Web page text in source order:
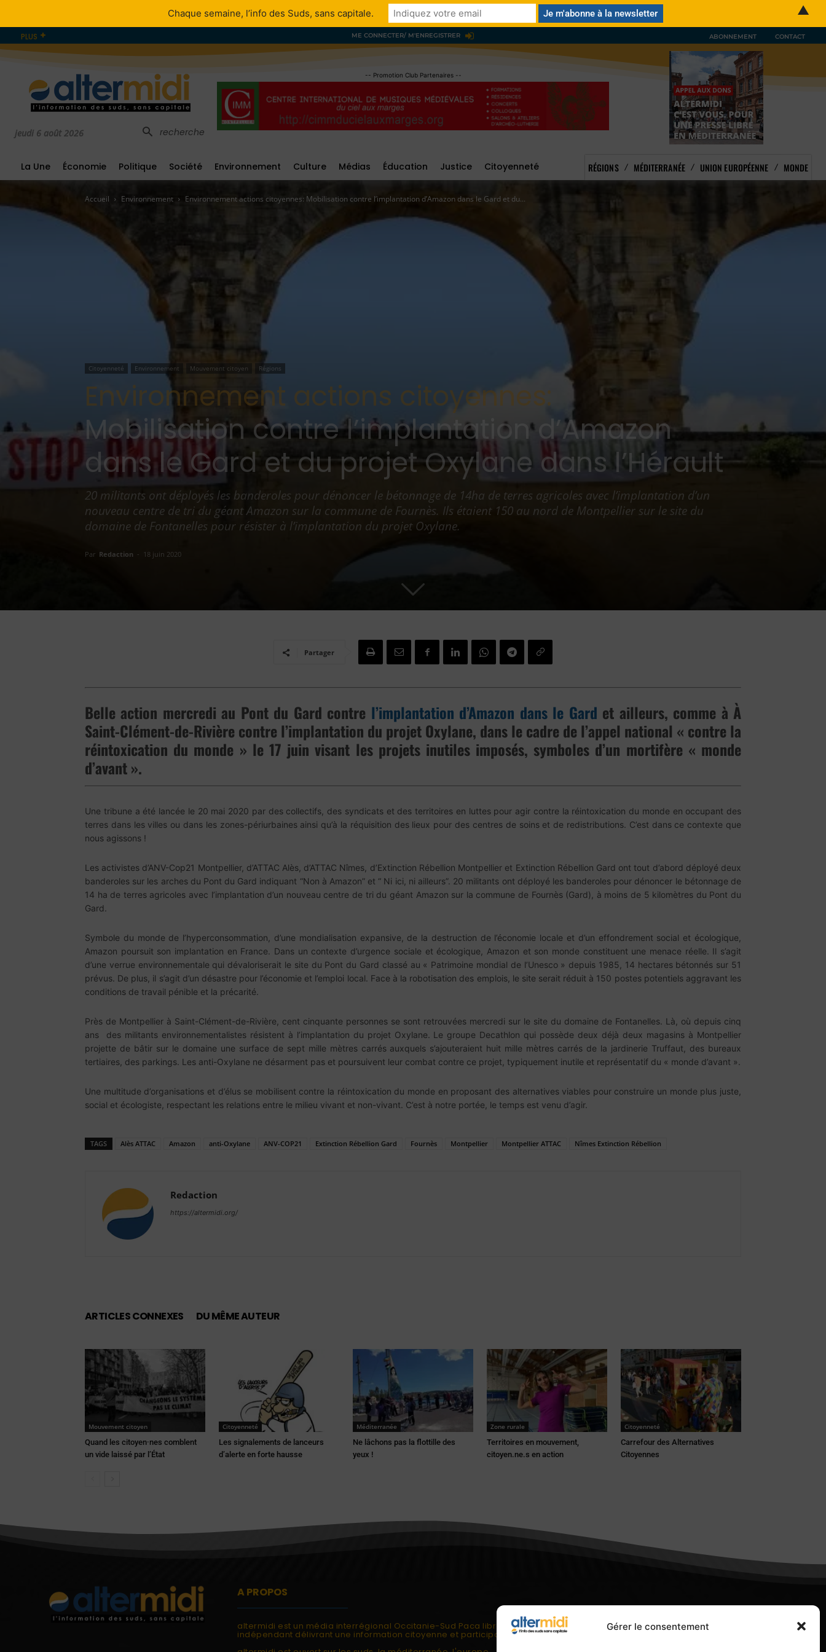
Gérer le consentement
PLUS ME CONNECTER/ M'ENREGISTRER ABONNEMENT CONTACT
jeudi 6 août 2026 recherche
-- Promotion Club Partenaires --
La Une Économie Politique Société Environnement Culture Médias Éducation Justice Citoyenneté RÉGIONS MÉDITERRANÉE UNION EUROPÉENNE MONDE
Accueil Environnement Environnement actions citoyennes: Mobilisation contre l’implantation d’Amazon dans le Gard et du...
Citoyenneté Environnement Mouvement citoyen Régions
Environnement actions citoyennes:
Mobilisation contre l’implantation d’Amazon
dans le Gard et du projet Oxylane dans l’Hérault
20 militants ont déployés les banderoles pour dénoncer le bétonnage de 14ha de terres agricoles avec l’implantation d’un
nouveau centre de tri du géant Amazon sur la commune de Fournès. Ils étaient 150 au nord de Montpellier sur le site du
domaine de Fontanelles pour résister à l’implantation du projet Oxylane.
Par Redaction - 18 juin 2020
Partager
Belle action mercredi au Pont du Gard contre l’implantation d’Amazon dans le Gard et ailleurs, comme à À
Saint-Clément-de-Rivière contre l’implantation du projet Oxylane, dans le cadre de l’appel national « contre la
réintoxication du monde » le 17 juin visant les projets inutiles imposés, symboles d’un mortifère « monde
d’avant ».
Une tribune a été lancée le 20 mai 2020 par des collectifs, des syndicats et des territoires en luttes pour agir contre la réintoxication du monde en occupant des
terres dans les villes ou dans les zones-périurbaines ainsi qu’à la réquisition des lieux pour des centres de soins et de redistributions. C’est dans ce contexte que
nous agissons !
Les activistes d’ANV-Cop21 Montpellier, d’ATTAC Alès, d’ATTAC Nîmes, d’Extinction Rébellion Montpellier et Extinction Rébellion Gard ont tout d’abord déployé deux
banderoles sur les arches du Pont du Gard indiquant “Non à Amazon” et “ Ni ici, ni ailleurs”. 20 militants ont déployé les banderoles pour dénoncer le bétonnage de
14 ha de terres agricoles avec l’implantation d’un nouveau centre de tri du géant Amazon sur la commune de Fournès (Gard), à moins de 5 kilomètres du Pont du
Gard.
Symbole du monde de l’hyperconsommation, d’une mondialisation expansive, de la destruction de l’économie locale et d’un effondrement social et écologique,
Amazon poursuit son implantation en France. Dans un contexte d’urgence sociale et écologique, Amazon et son monde constituent une menace réelle. Il s’agit
d’une verrue environnementale qui dévaloriserait le site du Pont du Gard classé au « Patrimoine mondial de l’Unesco » depuis 1985, 14 hectares bétonnés sur 51
prévus. De plus, il s’agit d’un désastre pour l’économie et l’emploi local. Face à la robotisation des emplois, le site serait réduit à 150 postes potentiels aggravant les
conditions de travail pénible et la précarité.
Près de Montpellier à Saint-Clément-de-Rivière, cent cinquante personnes se sont retrouvées mercredi sur le site du domaine de Fontanelles. Là, où depuis cinq
ans des militants environnementalistes résistent à l’implantation du projet Oxylane. Le groupe Decathlon qui possède deux déjà deux magasins à Montpellier
projette de bâtir sur le domaine une surface de sept mille mètres carrés auxquels s’ajouteraient huit mille mètres carrés de la jardinerie Truffaut, des bureaux
tertiaires, des parkings. Les anti-Oxylane ne désarment pas et poursuivent leur combat contre ce projet, typiquement inutile et représentatif du « monde d’avant ».
Une multitude d’organisations et d’élus se mobilisent contre la réintoxication du monde en proposant des alternatives viables pour construire un monde plus juste,
social et écologiste, respectant les relations entre le milieu vivant et non-vivant. C’est à notre portée, le temps est venu d’agir.
TAGS Alès ATTAC Amazon anti-Oxylane ANV-COP21 Extinction Rébellion Gard Fournès Montpellier Montpellier ATTAC Nîmes Extinction Rébellion
Redaction
https://altermidi.org/
ARTICLES CONNEXES DU MÊME AUTEUR
Mouvement citoyen
Quand les citoyen·nes comblent
un vide laissé par l’État
Citoyenneté
Les signalements de lanceurs
d’alerte en forte hausse
Méditerranée
Ne lâchons pas la flottille des
yeux !
Zone rurale
Territoires en mouvement,
citoyen.ne.s en action
Citoyenneté
Carrefour des Alternatives
Citoyennes
A PROPOS
altermidi est un média interrégional Occitanie-Sud Paca libre et
indépendant délivrant une information citoyenne et participative.
Chaque semaine, l’info des Suds, sans capitale. ▲